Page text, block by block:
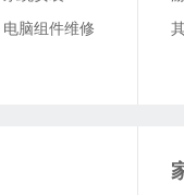
电脑组件维修